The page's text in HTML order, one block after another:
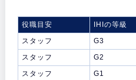
役職目安 IHIの等級
スタッフ
G3
スタッフ
G2
スタッフ
G1